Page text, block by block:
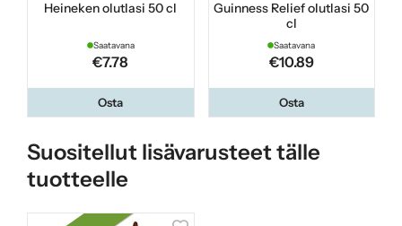
Heineken olutlasi 50 cl
Saatavana
€7.78
Osta
Guinness Relief olutlasi 50
cl
Saatavana
€10.89
Osta
Suositellut lisävarusteet tälle
tuotteelle